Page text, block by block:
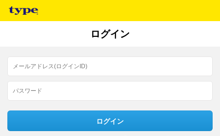
ログイン
ログイン